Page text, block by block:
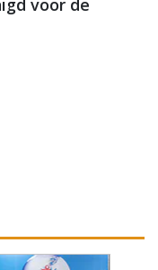
voor de